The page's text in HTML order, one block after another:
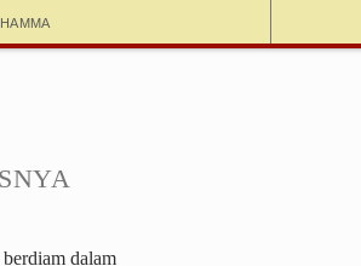
dalam